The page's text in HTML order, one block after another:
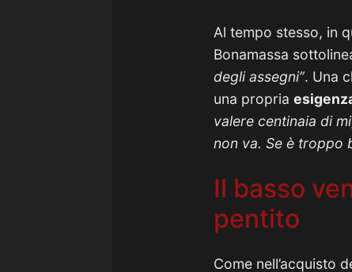
Al tempo stesso, in
Bonamassa
degli assegni”. Una
una propria
valere centinaia di
non va. Se è troppo
Il basso
pentito
Come nell’acquisto